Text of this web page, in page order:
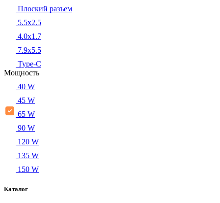
Плоский разъем
5.5x2.5
4.0x1.7
7.9x5.5
Type-C
Мощность
40 W
45 W
65 W
90 W
120 W
135 W
150 W
Каталог